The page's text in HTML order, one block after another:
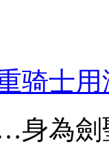
骑士
身為劍